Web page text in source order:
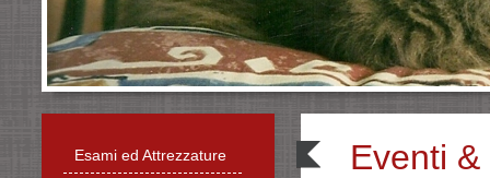
Eventi
Esami ed Attrezzature